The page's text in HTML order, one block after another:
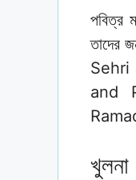
পবিত্র
তাদের
Sehri
and
খুলনা